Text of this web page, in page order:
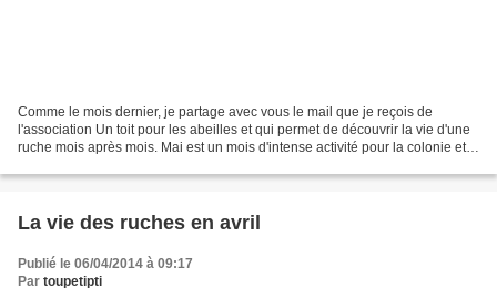
Comme le mois dernier, je partage avec vous le mail que je reçois de
l'association Un toit pour les abeilles et qui permet de découvrir la vie d'une
ruche mois après mois. Mai est un mois d'intense activité pour la colonie et
La vie des ruches en avril
Publié le 06/04/2014 à 09:17
Par toupetipti